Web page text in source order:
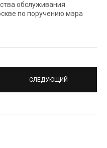
обслуживания
по поручению мэра
СЛЕДУЮЩИЙ